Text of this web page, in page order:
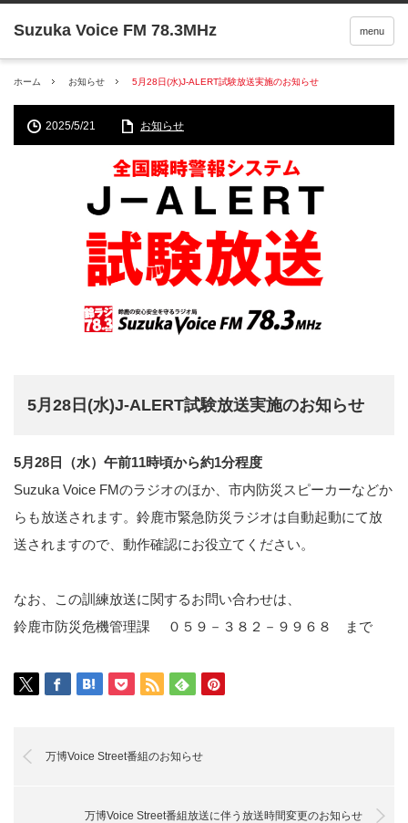
menu
ホーム お知らせ 5月28日(水)J-ALERT試験放送実施のお知らせ
2025/5/21 お知らせ
5月28日(水)J-ALERT試験放送実施のお知らせ
5月28日（水）午前11時頃から約1分程度
Suzuka Voice FMのラジオのほか、市内防災スピーカーなどか
らも放送されます。鈴鹿市緊急防災ラジオは自動起動にて放
送されますので、動作確認にお役立てください。
なお、この訓練放送に関するお問い合わせは、
鈴鹿市防災危機管理課 ０５９－３８２－９９６８ まで
万博Voice Street番組のお知らせ
万博Voice Street番組放送に伴う放送時間変更のお知らせ